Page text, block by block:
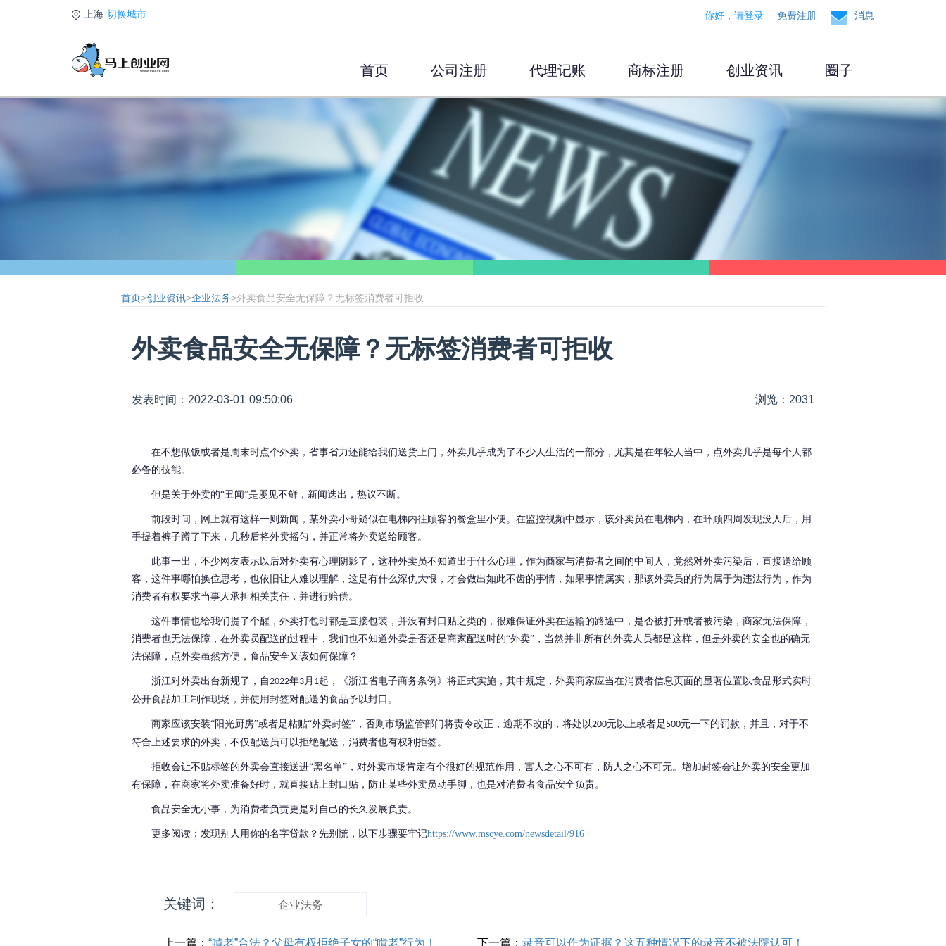
上海 切换城市 你好，请登录 免费注册 消息
首页 公司注册 代理记账 商标注册 创业资讯 圈子
首页>创业资讯>企业法务>外卖食品安全无保障？无标签消费者可拒收
外卖食品安全无保障？无标签消费者可拒收
发表时间：2022-03-01 09:50:06 浏览：2031
在不想做饭或者是周末时点个外卖，省事省力还能给我们送货上门，外卖几乎成为了不少人生活的一部分，尤其是在年轻人当中，点外卖几乎是每个人都
必备的技能。
但是关于外卖的“丑闻”是屡见不鲜，新闻迭出，热议不断。
前段时间，网上就有这样一则新闻，某外卖小哥疑似在电梯内往顾客的餐盒里小便。在监控视频中显示，该外卖员在电梯内，在环顾四周发现没人后，用
手提着裤子蹲了下来，几秒后将外卖摇匀，并正常将外卖送给顾客。
此事一出，不少网友表示以后对外卖有心理阴影了，这种外卖员不知道出于什么心理，作为商家与消费者之间的中间人，竟然对外卖污染后，直接送给顾
客，这件事哪怕换位思考，也依旧让人难以理解，这是有什么深仇大恨，才会做出如此不齿的事情，如果事情属实，那该外卖员的行为属于为违法行为，作为
消费者有权要求当事人承担相关责任，并进行赔偿。
这件事情也给我们提了个醒，外卖打包时都是直接包装，并没有封口贴之类的，很难保证外卖在运输的路途中，是否被打开或者被污染，商家无法保障，
消费者也无法保障，在外卖员配送的过程中，我们也不知道外卖是否还是商家配送时的“外卖”，当然并非所有的外卖人员都是这样，但是外卖的安全也的确无
法保障，点外卖虽然方便，食品安全又该如何保障？
浙江对外卖出台新规了，自2022年3月 1起，《浙江省电子商务条例》将正式实施，其中规定，外卖商家应当在消费者信息页面的显著位置以食品形式实时
公开食品加工制作现场，并使用封签对配送的食品予以封口。
商家应该安装“阳光厨房”或者是粘贴“外卖封签”，否则市场监管部门将责令改正，逾期不改的，将处以200元以上或者是500元一下的罚款，并且，对于不
符合上述要求的外卖，不仅配送员可以拒绝配送，消费者也有权利拒签。
拒收会让不贴标签的外卖会直接送进“黑名单”，对外卖市场肯定有个很好的规范作用，害人之心不可有，防人之心不可无。增加封签会让外卖的安全更加
有保障，在商家将外卖准备好时，就直接贴上封口贴，防止某些外卖员动手脚，也是对消费者食品安全负责。
食品安全无小事，为消费者负责更是对自己的长久发展负责。
更多阅读：发现别人用你的名字贷款？先别慌，以下步骤要牢记https://www.mscye.com/newsdetail/916
关键词： 企业法务
上一篇： “啃老”合法？父母有权拒绝子女的“啃老”行为！ 下一篇： 录音可以作为证据？这五种情况下的录音不被法院认可！